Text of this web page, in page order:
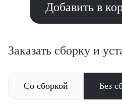
Добавить в
Заказать сборку и
Со сборкой Без